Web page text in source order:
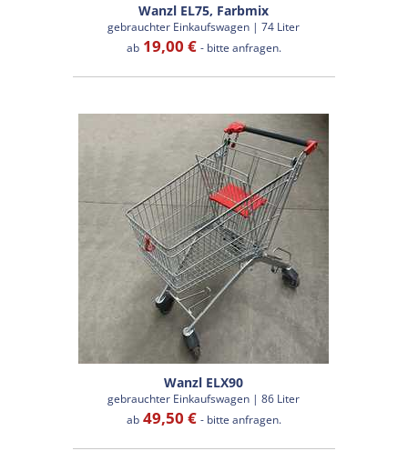
Wanzl EL75, Farbmix
gebrauchter Einkaufswagen | 74 Liter
ab19,00 € - bitte anfragen.
Wanzl ELX90
gebrauchter Einkaufswagen | 86 Liter
ab49,50 € - bitte anfragen.